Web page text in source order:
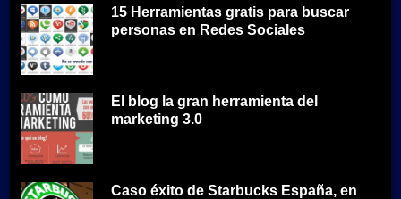
15 Herramientas gratis para buscar
personas en Redes Sociales
El blog la gran herramienta del
marketing 3.0
Caso éxito de Starbucks España, en